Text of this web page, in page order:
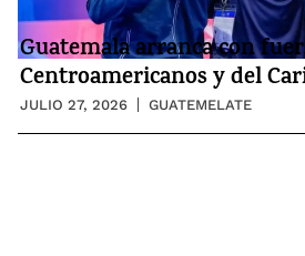
Guatemala arranca con
Centroamericanos y del
JULIO 27, 2026 GUATEMELATE